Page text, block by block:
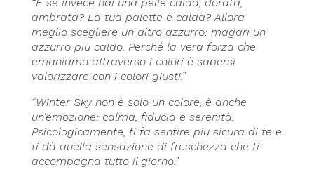
ambrata? La tua palette è calda? Allora
meglio scegliere un altro azzurro: magari un
azzurro più caldo. Perché la vera forza che
emaniamo attraverso i colori è sapersi
valorizzare con i colori giusti.”
“Winter Sky non è solo un colore, è anche
un’emozione: calma, fiducia e serenità.
Psicologicamente, ti fa sentire più sicura di te e
ti dà quella sensazione di freschezza che ti
accompagna tutto il giorno.”